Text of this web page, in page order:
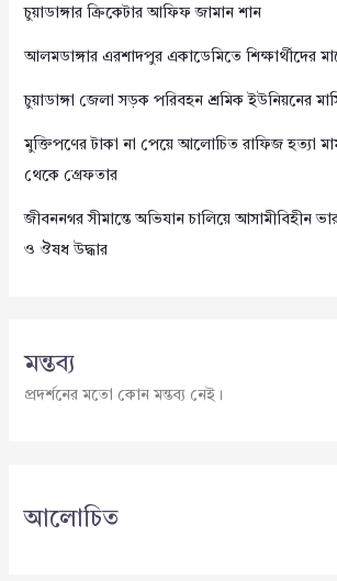
চুয়াডাঙ্গার ক্রিকেটার আফিফ জামান শান
আলমডাঙ্গার এরশাদপুর একাডেমিতে শিক্ষার্থীদের
চুয়াডাঙ্গা জেলা সড়ক পরিবহন শ্রমিক ইউনিয়নের
মুক্তিপণের টাকা না পেয়ে আলোচিত রাফিজ হত্যা
থেকে গ্রেফতার
জীবননগর সীমান্তে অভিযান চালিয়ে আসামীবিহীন
ও ঔষধ উদ্ধার
মন্তব্য
প্রদর্শনের মতো কোন মন্তব্য নেই।
আলোচিত